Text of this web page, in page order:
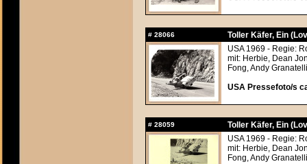
# 28066
Toller Käfer, Ein
USA 1969 - Regie:
mit: Herbie, Dean
Fong, Andy
USA Pressefoto/s
# 28059
Toller Käfer, Ein
USA 1969 - Regie:
mit: Herbie, Dean
Fong, Andy